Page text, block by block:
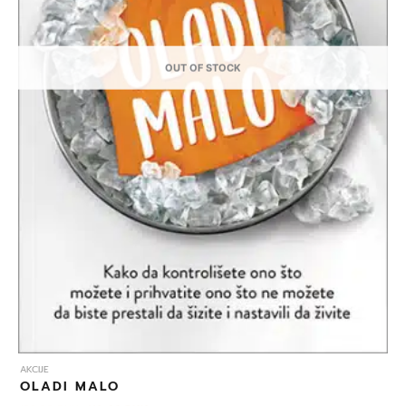
OUT OF STOCK
AKCIJE
OLADI MALO